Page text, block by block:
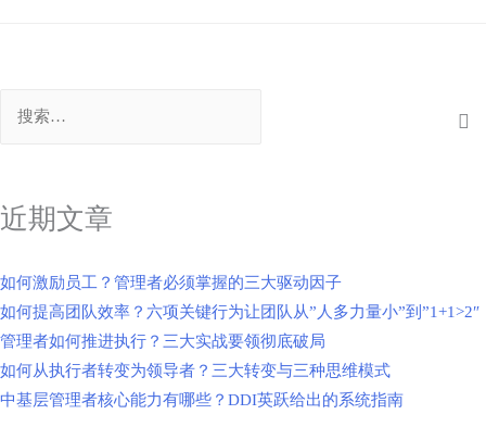
近期文章
如何激励员工？管理者必须掌握的三大驱动因子
如何提高团队效率？六项关键行为让团队从”人多力量小”到”1+1>2″
管理者如何推进执行？三大实战要领彻底破局
如何从执行者转变为领导者？三大转变与三种思维模式
中基层管理者核心能力有哪些？DDI英跃给出的系统指南